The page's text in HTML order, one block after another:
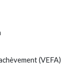
(VEFA)